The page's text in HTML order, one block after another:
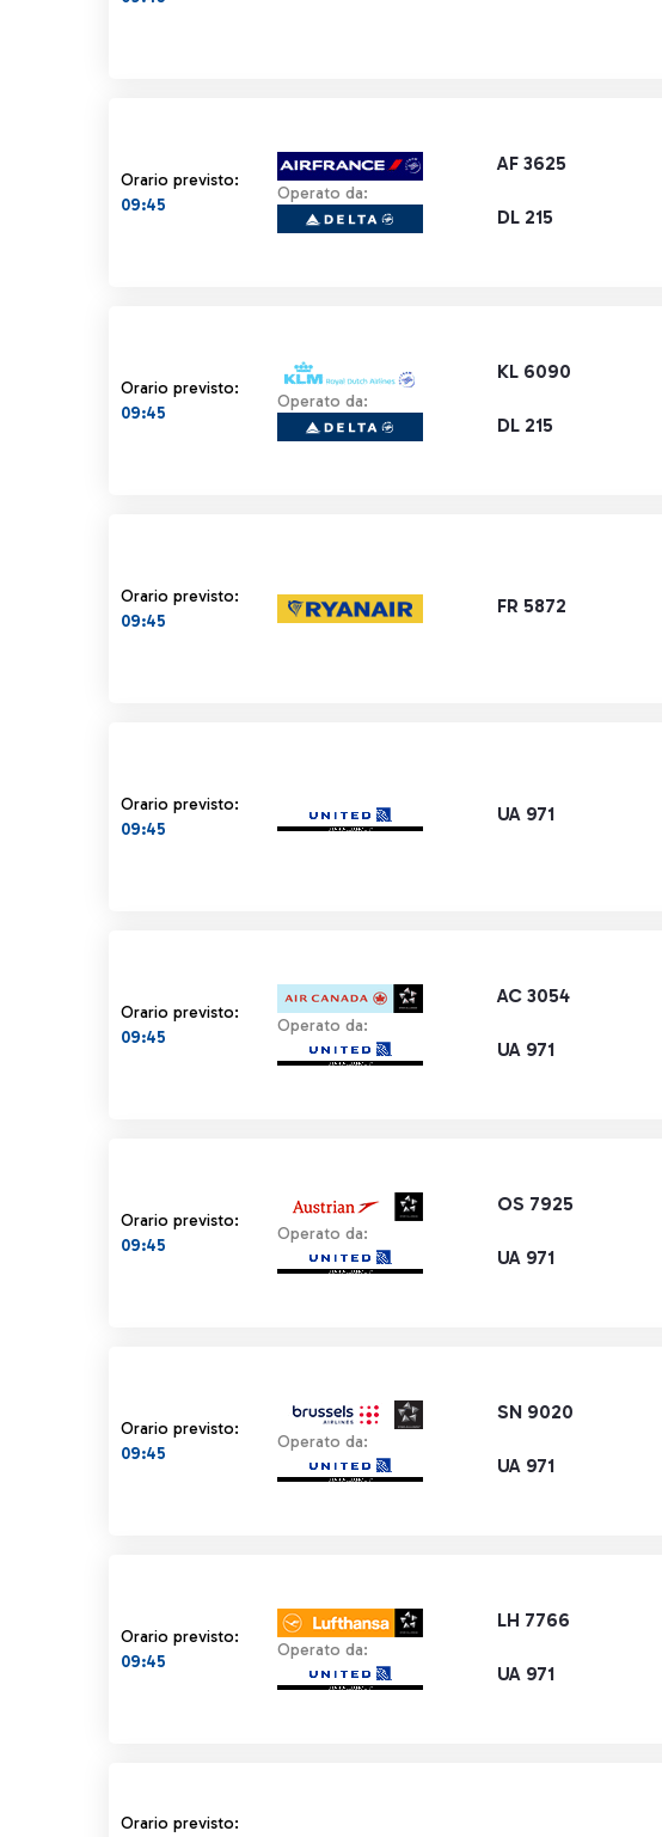
Orario previsto:
09:45
AF 3625
Operato da:
DL 215
Orario previsto:
09:45
KL 6090
Operato da:
DL 215
Orario previsto:
09:45
FR 5872
Orario previsto:
09:45
UA 971
Orario previsto:
09:45
AC 3054
Operato da:
UA 971
Orario previsto:
09:45
OS 7925
Operato da:
UA 971
Orario previsto:
09:45
SN 9020
Operato da:
UA 971
Orario previsto:
09:45
LH 7766
Operato da:
UA 971
Orario previsto:
Orario previsto 09:45 barrato